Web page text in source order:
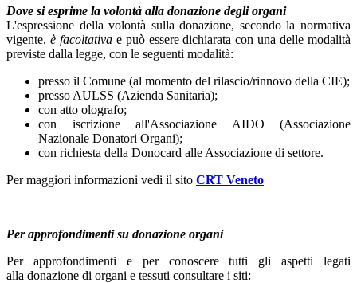
Dove si esprime la volontà alla donazione degli organi
L'espressione della volontà sulla donazione, secondo la normativa
vigente, è facoltativae può essere dichiarata con una delle modalità
previste dalla legge, con le seguenti modalità:
presso il Comune (al momento del rilascio/rinnovo della CIE);
presso AULSS (Azienda Sanitaria);
con atto olografo;
con iscrizione all'Associazione AIDO (Associazione
Nazionale Donatori Organi);
con richiesta della Donocard alle Associazione di settore.
Per maggiori informazioni vedi il sito CRT Veneto
Per approfondimenti su donazione organi
Per approfondimenti e per conoscere tutti gli aspetti legati
alla donazione di organi e tessuti consultare i siti: